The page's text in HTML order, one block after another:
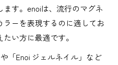
す。enoiは、流行のマグネ
ラーを表現するのに適してお
い方に最適です。
「Enoi ジェルネイル」など